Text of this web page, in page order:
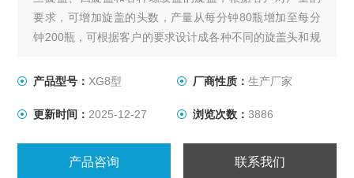
要求，可增加旋盖的头数，产量从每分钟80瓶增加至每分
钟200瓶，可根据客户的要求设计成各种不同的旋盖头和规
旋盖力可调，从而确保旋盖质量，因而易损件小，生产效
旋盖成品合格率在99.9%以上。
产品型号： XG8型 厂商性质： 生产厂家
更新时间： 2025-12-27 浏览次数： 3886
产品咨询 联系我们